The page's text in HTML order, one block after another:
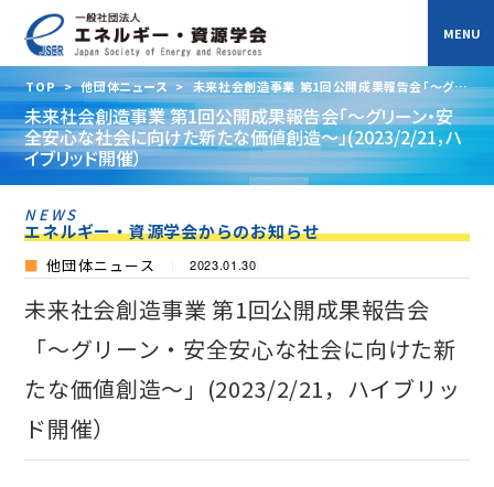
TOP > 他団体ニュース > 未来社会創造事業 第1回公開成果報告会「～グリ
ーン・安全安心な社会に向けた新たな価値創造～」(2023/2/21，ハイブリッド開
催）
未来社会創造事業 第1回公開成果報告会「～グリーン・安
全安心な社会に向けた新たな価値創造～」(2023/2/21，ハ
イブリッド開催）
NEWS
エネルギー・資源学会からのお知らせ
他団体ニュース 2023.01.30
未来社会創造事業 第1回公開成果報告会
「～グリーン・安全安心な社会に向けた新
たな価値創造～」(2023/2/21，ハイブリッ
ド開催）